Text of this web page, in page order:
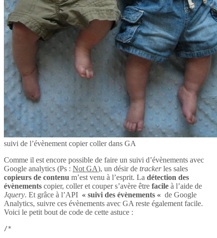
suivi de l’évènement copier coller dans GA
Comme il est encore possible de faire un suivi d’évènements avec
Google analytics (Ps : Not GA), un désir de trackerles sales
copieurs de contenu m’est venu à l’esprit. La détection des
évènements copier, coller et couper s’avère être facile à l’aide de
Jquery. Et grâce à l’API « suivi des évènements « de Google
Analytics, suivre ces évènements avec GA reste également facile.
Voici le petit bout de code de cette astuce :
/*